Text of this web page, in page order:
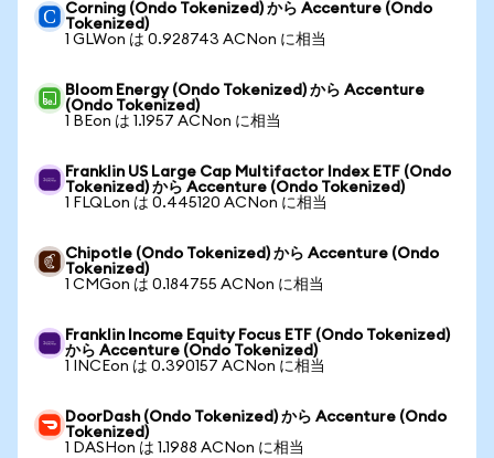
Corning (Ondo Tokenized) から Accenture (Ondo
Tokenized)
1 GLWon は 0.928743 ACNon に相当
Bloom Energy (Ondo Tokenized) から Accenture
(Ondo Tokenized)
1 BEon は 1.1957 ACNon に相当
Franklin US Large Cap Multifactor Index ETF (Ondo
Tokenized) から Accenture (Ondo Tokenized)
1 FLQLon は 0.445120 ACNon に相当
Chipotle (Ondo Tokenized) から Accenture (Ondo
Tokenized)
1 CMGon は 0.184755 ACNon に相当
Franklin Income Equity Focus ETF (Ondo Tokenized)
から Accenture (Ondo Tokenized)
1 INCEon は 0.390157 ACNon に相当
DoorDash (Ondo Tokenized) から Accenture (Ondo
Tokenized)
1 DASHon は 1.1988 ACNon に相当